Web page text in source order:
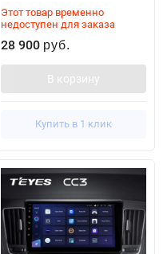
Этот товар временно
недоступен для заказа
28 900 руб.
В корзину
Купить в 1 клик